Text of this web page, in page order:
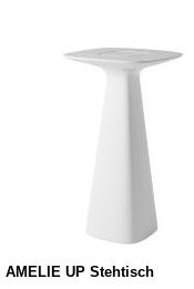
AMELIE UP Stehtisch